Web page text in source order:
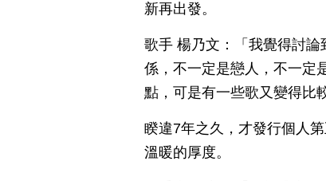
新再出發。
歌手 楊乃文：「我覺得討
係，不一定是戀人，不一定
點，可是有一些歌又變得比
睽違7年之久，才發行個人
溫暖的厚度。